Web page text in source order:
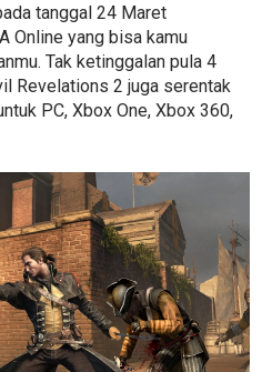
tanggal 24 Maret
Online yang bisa kamu
Tak ketinggalan pula 4
Revelations 2 juga serentak
PC, Xbox One, Xbox 360,